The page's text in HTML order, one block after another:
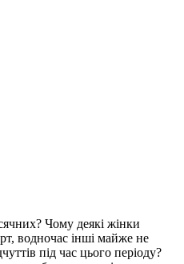
Чому деякі жінки
водночас інші майже не
під час цього періоду?